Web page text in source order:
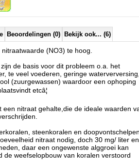
en ongeschikt voor gebruik in
uitvoering.
from:Aquariumonderdelen.nl 2026-08-14 3
Beoordelingen (0) Bekijk ook... (6)
(NO3) te hoog.
de basis voor dit probleem o.a. het
te veel voederen, geringe
(zuurgewassen) waardoor een ophoping
etcâ¦
een nitraat gehalte,die de ideale waarden
steenkoralen en
nitraat nodig, doch 30 mg/ liter en
daar een ongewenste alggroei kan
de weefselopbouw van koralen verstoord